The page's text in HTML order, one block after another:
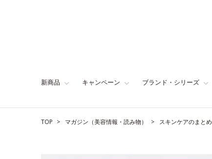
新商品 キャンペーン ブランド・シリーズ
TOP マガジン（美容情報・読み物） スキンケアのまとめ